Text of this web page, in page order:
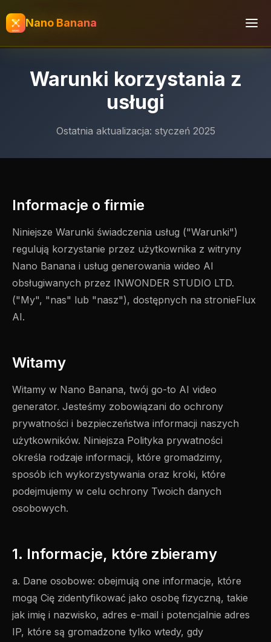
Nano Banana
Warunki korzystania z
usługi
Ostatnia aktualizacja: styczeń 2025
Informacje o firmie
Niniejsze Warunki świadczenia usług ("Warunki")
regulują korzystanie przez użytkownika z witryny
Nano Banana i usług generowania wideo AI
obsługiwanych przez INWONDER STUDIO LTD.
("My", "nas" lub "nasz"), dostępnych na stronieFlux
AI.
Witamy
Witamy w Nano Banana, twój go-to AI video
generator. Jesteśmy zobowiązani do ochrony
prywatności i bezpieczeństwa informacji naszych
użytkowników. Niniejsza Polityka prywatności
określa rodzaje informacji, które gromadzimy,
sposób ich wykorzystywania oraz kroki, które
podejmujemy w celu ochrony Twoich danych
osobowych.
1. Informacje, które zbieramy
a. Dane osobowe: obejmują one informacje, które
mogą Cię zidentyfikować jako osobę fizyczną, takie
jak imię i nazwisko, adres e-mail i potencjalnie adres
IP, które są gromadzone tylko wtedy, gdy